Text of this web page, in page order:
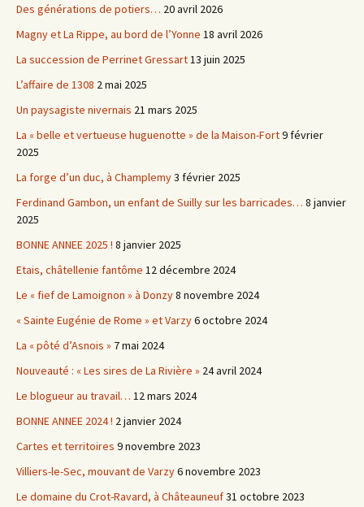
Des générations de potiers… 20 avril 2026
Magny et La Rippe, au bord de l’Yonne 18 avril 2026
La succession de Perrinet Gressart13 juin 2025
L’affaire de 1308 2 mai 2025
Un paysagiste nivernais 21 mars 2025
La « belle et vertueuse huguenotte » de la Maison-Fort9 février
2025
La forge d’un duc, à Champlemy3 février 2025
Ferdinand Gambon, un enfant de Suilly sur les barricades… 8 janvier
2025
BONNE ANNEE 2025 ! 8 janvier 2025
Etais, châtellenie fantôme 12 décembre 2024
Le « fief de Lamoignon » à Donzy8 novembre 2024
« Sainte Eugénie de Rome » et Varzy6 octobre 2024
La « pôté d’Asnois » 7 mai 2024
Nouveauté : « Les sires de La Rivière » 24 avril 2024
Le blogueur au travail… 12 mars 2024
BONNE ANNEE 2024 ! 2 janvier 2024
Cartes et territoires 9 novembre 2023
Villiers-le-Sec, mouvant de Varzy6 novembre 2023
Le domaine du Crot-Ravard, à Châteauneuf31 octobre 2023